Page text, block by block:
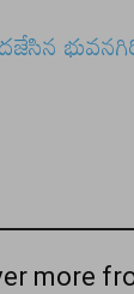
more